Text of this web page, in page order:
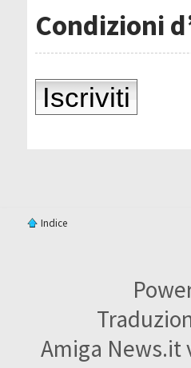
Condizioni
Iscriviti
Indice
Amiga News.it